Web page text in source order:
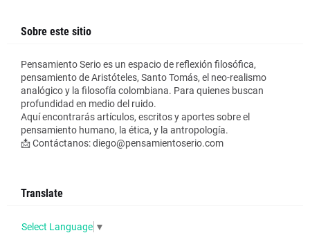
Sobre este sitio
Pensamiento Serio es un espacio de reflexión filosófica,
pensamiento de Aristóteles, Santo Tomás, el neo-realismo
analógico y la filosofía colombiana. Para quienes buscan
profundidad en medio del ruido.
Aquí encontrarás artículos, escritos y aportes sobre el
pensamiento humano, la ética, y la antropología.
📩 Contáctanos: diego@pensamientoserio.com
Translate
Select Language ▼